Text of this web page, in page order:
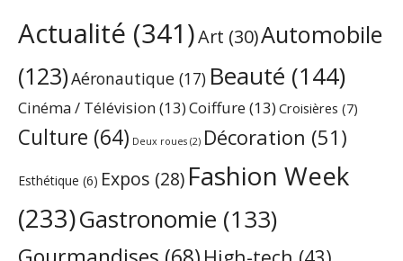
Actualité (341)Art (30)Automobile
(123)Aéronautique (17) Beauté (144)
Cinéma / Télévision(13)Coiffure(13) Croisières (7)
Culture (64) Deux roues (2) Décoration (51)
Esthétique (6) Expos (28) Fashion Week
(233)Gastronomie (133)